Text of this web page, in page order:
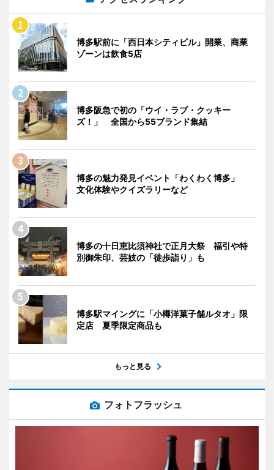
博多駅前に「西日本シティビル」開業、商業
ゾーンは飲食5店
博多阪急で初の「ウイ・ラブ・クッキー
ズ！」 全国から55ブランド集結
博多の魅力発見イベント「わくわく博多」
文化体験やクイズラリーなど
博多の十日恵比須神社で正月大祭 福引や特
別御朱印、芸妓の「徒歩詣り」も
博多駅マイングに「小樽洋菓子舗ルタオ」限
定店 夏季限定商品も
もっと見る
フォトフラッシュ